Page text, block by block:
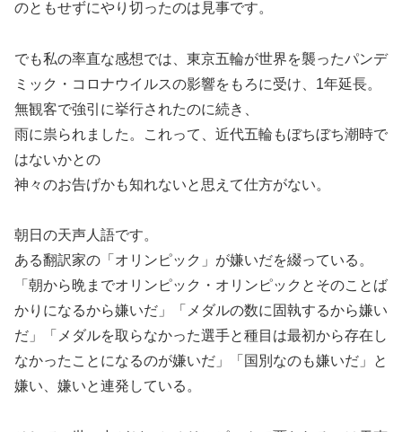
のともせずにやり切ったのは見事です。
でも私の率直な感想では、東京五輪が世界を襲ったパンデ
ミック・コロナウイルスの影響をもろに受け、1年延長。
無観客で強引に挙行されたのに続き、
雨に祟られました。これって、近代五輪もぼちぼち潮時で
はないかとの
神々のお告げかも知れないと思えて仕方がない。
朝日の天声人語です。
ある翻訳家の「オリンピック」が嫌いだを綴っている。
「朝から晩までオリンピック・オリンピックとそのことば
かりになるから嫌いだ」「メダルの数に固執するから嫌い
だ」「メダルを取らなかった選手と種目は最初から存在し
なかったことになるのが嫌いだ」「国別なのも嫌いだ」と
嫌い、嫌いと連発している。